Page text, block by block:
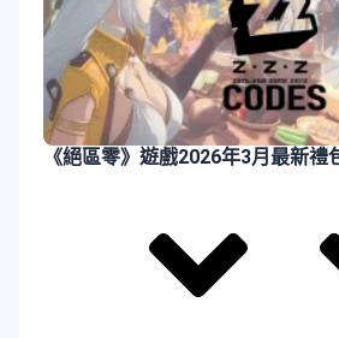
《絕區零》遊戲2026年3月最新禮